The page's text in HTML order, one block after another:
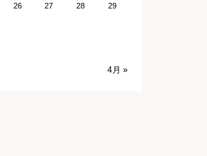
26 27 28 29
4月 »